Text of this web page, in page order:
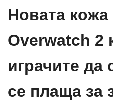
Новата кожа
Overwatch 2
играчите да
се плаща за